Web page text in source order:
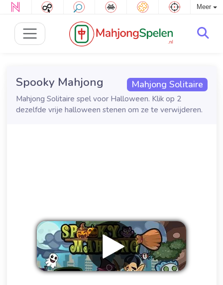
Meer
Mahjong Solitaire
Spooky Mahjong
Mahjong Solitaire spel voor Halloween. Klik op 2
dezelfde vrije halloween stenen om ze te verwijderen.